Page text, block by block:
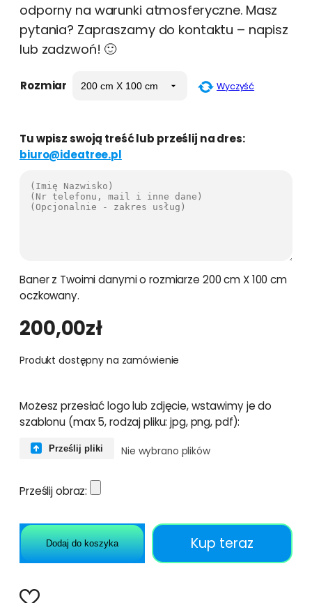
odporny na warunki atmosferyczne. Masz
pytania? Zapraszamy do kontaktu – napisz
lub zadzwoń! 🙂
Rozmiar Wyczyść
Tu wpisz swoją treść lub prześlij na dres:
biuro@ideatree.pl
Baner z Twoimi danymi o rozmiarze 200 cm X 100 cm
oczkowany.
200,00zł
Produkt dostępny na zamówienie
Możesz przesłać logo lub zdjęcie, wstawimy je do
szablonu (max 5, rodzaj pliku: jpg, png, pdf):
Prześlij pliki Nie wybrano plików
Prześlij obraz:
Dodaj do koszyka Kup teraz